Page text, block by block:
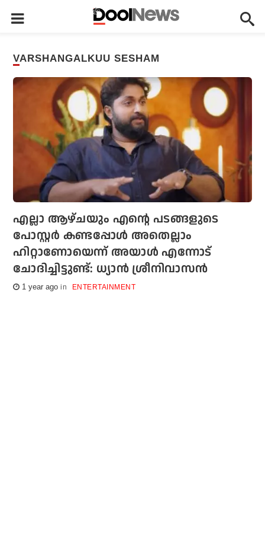
VARSHANGALKUU SESHAM
എല്ലാ ആഴ്ചയും എന്റെ പടങ്ങളുടെ
പോസ്റ്റര്‍ കണ്ടപ്പോള്‍ അതെല്ലാം
ഹിറ്റാണോയെന്ന് അയാള്‍ എന്നോട്
ചോദിച്ചിട്ടുണ്ട്: ധ്യാന്‍ ശ്രീനിവാസന്‍
1 year ago ENTERTAINMENT